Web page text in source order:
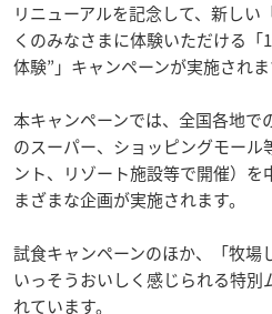
リニューアルを記念して、新しい
くのみなさまに体験いただける「
体験”」キャンペーンが実施されま
本キャンペーンでは、全国各地で
のスーパー、ショッピングモー
ント、リゾート施設等で開催）を
まざまな企画が実施されます。
試食キャンペーンのほか、「牧場
いっそうおいしく感じられる特
れています。